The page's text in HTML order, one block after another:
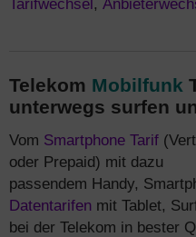
Tarifwechsel,
Telekom Mobilfunk
unterwegs surfen
Vom Smartphone Tarif
oder Prepaid) mit dazu
passendem Handy,
Datentarifen mit Tablet,
bei der Telekom in bester